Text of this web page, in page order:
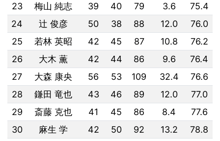
23
梅山 純志 39 40 79 3.6
75.4
24
辻 俊彦 50 38 88 12.0
76.0
25
若林 英昭 42 45 87 10.8
76.2
26
大木 薫 42 44 86 9.6
76.4
27
大森 康央 56 53 109 32.4
76.6
28
鎌田 竜也 43 46 89 12.0
77.0
29
斎藤 克也 41 45 86 8.4
77.6
30
麻生 学 42 50 92 13.2
78.8